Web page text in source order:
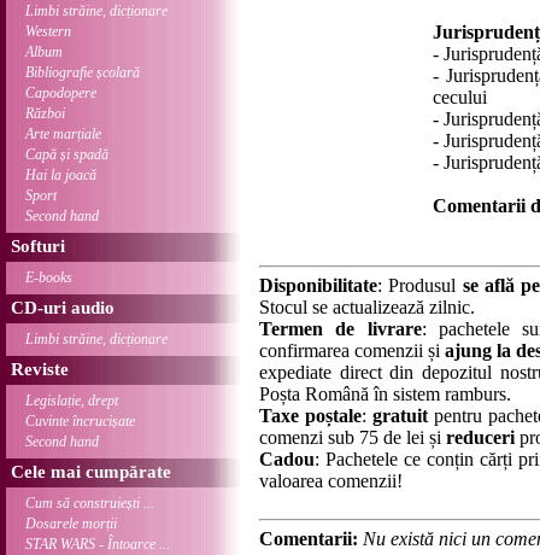
Limbi străine, dicționare
Western
Album
Bibliografie școlară
Capodopere
Război
Arte marțiale
Capă și spadă
Hai la joacă
Sport
Second hand
Softuri
E-books
CD-uri audio
Limbi străine, dicționare
Reviste
Legislație, drept
Cuvinte încrucișate
Second hand
Cele mai cumpărate
Cum să construiești ...
Dosarele morții
STAR WARS - Întoarce ...
-
-
cecului
-
-
-
Comentarii
Disponibilitate: Produsul se află
Stocul se actualizează zilnic.
Termen de livrare: pachetele
confirmarea comenzii șiajung la
expediate direct din depozitul
Poșta Română în sistem ramburs.
Taxe poștale: gratuitpentru
comenzi sub 75 de lei și reduceri
Cadou: Pachetele ce conțin cărți
valoarea comenzii!
Comentarii: Nu există nici un